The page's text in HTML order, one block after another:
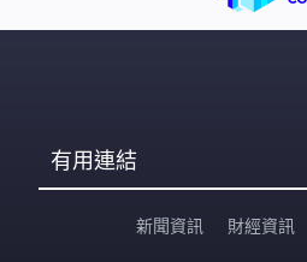
有用連結
新聞資訊 財經資訊